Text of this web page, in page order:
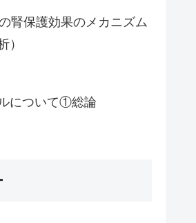
腎保護効果のメカニズム
）
について①総論